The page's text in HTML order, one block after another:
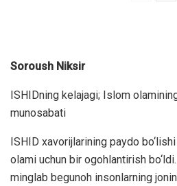
Soroush Niksir
ISHIDning kelajagi; Islom
munosabati
ISHID xavorijlarining paydo
olami uchun bir ogohlantirish
minglab begunoh insonlarning